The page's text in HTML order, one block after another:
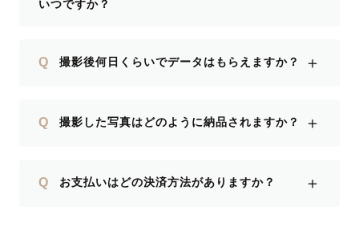
いつですか？
Q 撮影後何日くらいでデータはもらえますか？ ＋
Q 撮影した写真はどのように納品されますか？ ＋
Q お支払いはどの決済方法がありますか？ ＋